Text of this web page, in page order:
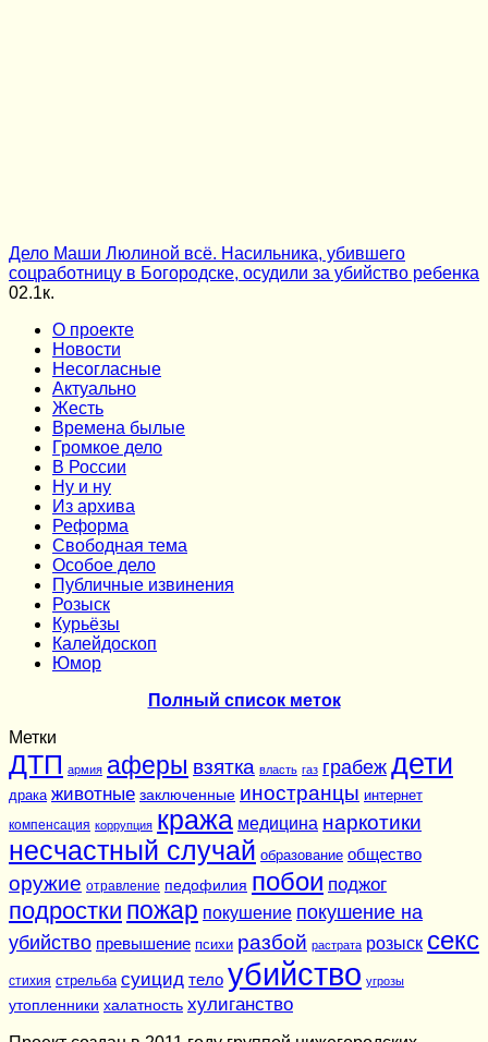
Дело Маши Люлиной всё. Насильника, убившего
соцработницу в Богородске, осудили за убийство ребенка
02.1к.
О проекте
Новости
Несогласные
Актуально
Жесть
Времена былые
Громкое дело
В России
Ну и ну
Из архива
Реформа
Cвободная тема
Особое дело
Публичные извинения
Розыск
Курьёзы
Калейдоскоп
Юмор
Полный список меток
Метки
ДТП армия аферы взятка власть газ грабеж дети
драка животные заключенные иностранцы интернет
компенсация коррупция кража медицина наркотики
несчастный случай образование общество
оружие отравление педофилия побои поджог
подростки пожар покушение покушение на
убийство превышение психи разбой растрата розыск секс
стихия стрельба суицид тело убийство угрозы
утопленники халатность хулиганство